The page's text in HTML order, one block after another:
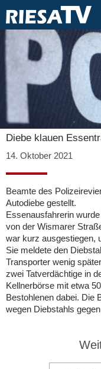
Diebe klauen
14. Oktober 2021
Beamte des
Autodiebe gestellt.
Essenausfahrerin
von der Wismarer
war kurz ausgestiegen,
Sie meldete den
Transporter wenig
zwei Tatverdächtige in
Kellnerbörse mit etwa
Bestohlenen dabei. Die
wegen Diebstahls